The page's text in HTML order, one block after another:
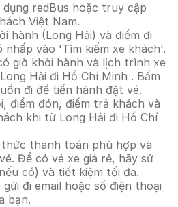
dụng redBus hoặc truy cập
Việt Nam.
hành (Long Hải) và điểm đi
nhấp vào 'Tìm kiếm xe khách'.
giờ khởi hành và lịch trình xe
Hải đi Hồ Chí Minh . Bấm
đi để tiến hành đặt vé.
điểm đón, điểm trả khách và
khi từ Long Hải đi Hồ Chí
thanh toán phù hợp và
Để có vé xe giá rẻ, hãy sử
có) và tiết kiệm tối đa.
đi email hoặc số điện thoại
bạn.